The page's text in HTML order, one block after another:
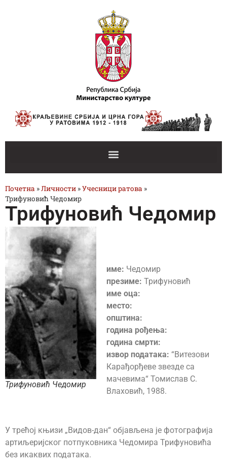
Почетна »Личности »Учесници ратова »
Трифуновић Чедомир
Трифуновић Чедомир
Трифуновић Чедомир
име: Чедомир
презиме: Трифуновић
име оца:
место:
општина:
година рођења:
година смрти:
извор података: “Витезови
Карађорђеве звезде са
мачевима“ Томислав С.
Влаховић, 1988.
У трећој књизи „Видов-дан“ објављена је фотографија
артиљеријског потпуковника Чедомира Трифуновића
без икаквих података.